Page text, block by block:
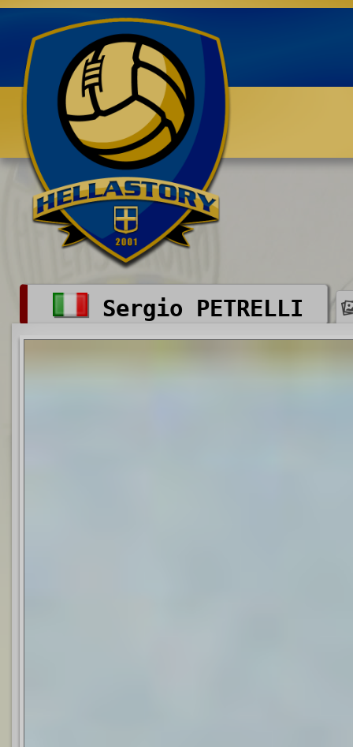
Benvenuti su HELLASTORY.net
Sergio PETRELLI